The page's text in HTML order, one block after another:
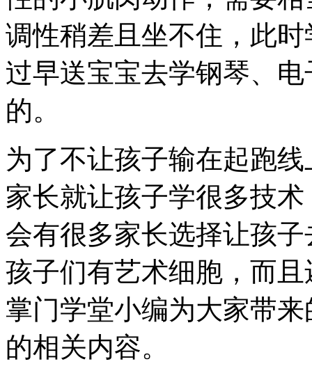
调性稍差且坐不住，此
过早送宝宝去学钢琴、
的。
为了不让孩子输在起跑
家长就让孩子学很多技
会有很多家长选择让孩
孩子们有艺术细胞，而
掌门学堂小编为大家带
的相关内容。